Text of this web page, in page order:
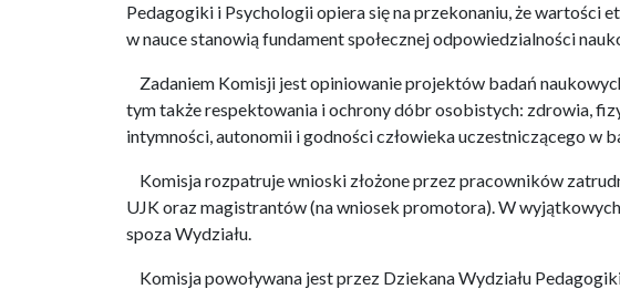
Pedagogiki i Psychologii opiera się na przekonaniu, że wartości
w nauce stanowią fundament społecznej odpowiedzialności
Zadaniem Komisji jest opiniowanie projektów badań
tym także respektowania i ochrony dóbr osobistych: zdrowia,
intymności, autonomii i godności człowieka uczestniczącego w
Komisja rozpatruje wnioski złożone przez pracowników
UJK oraz magistrantów (na wniosek promotora). W
spoza Wydziału.
Komisja powoływana jest przez Dziekana Wydziału